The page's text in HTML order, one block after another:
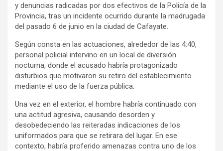
y denuncias radicadas por dos efectivos de la Policía de la
Provincia, tras un incidente ocurrido durante la madrugada
del pasado 6 de junio en la ciudad de Cafayate.
Según consta en las actuaciones, alrededor de las 4:40,
personal policial intervino en un local de diversión
nocturna, donde el acusado habría protagonizado
disturbios que motivaron su retiro del establecimiento
mediante el uso de la fuerza pública.
Una vez en el exterior, el hombre habría continuado con
una actitud agresiva, causando desorden y
desobedeciendo las reiteradas indicaciones de los
uniformados para que se retirara del lugar. En ese
contexto, habría proferido amenazas contra uno de los